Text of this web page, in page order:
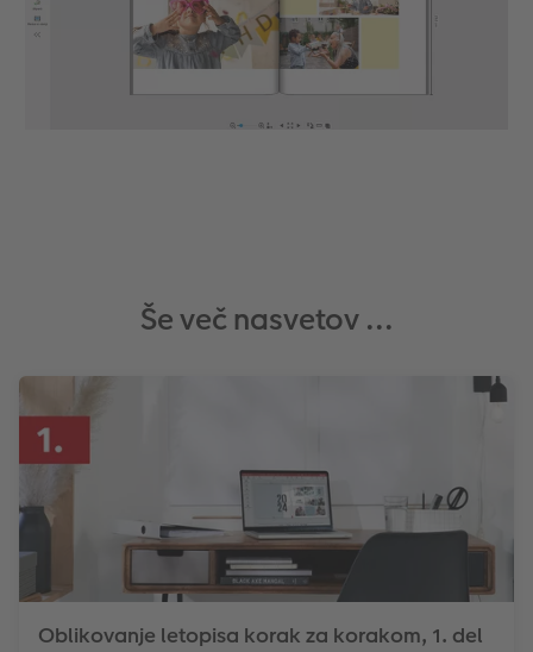
Še več nasvetov ...
Oblikovanje letopisa korak za korakom, 1. del